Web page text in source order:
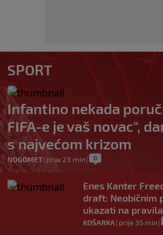
SPORT
Infantino nekada
FIFA-e je vaš novac",
s najvećom krizom
NOGOMET| prije 23 min | 0
Enes Kanter
draft: Neobičnim
ukazati na
KOŠARKA | prije 35 min |